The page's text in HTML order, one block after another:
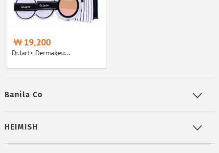
19,200
Dr.Jart+ Dermakeu...
Banila Co
HEIMISH